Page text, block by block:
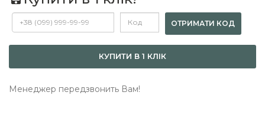
ОТРИМАТИ КОД
КУПИТИ В 1 КЛІК
Менеджер передзвонить Вам!